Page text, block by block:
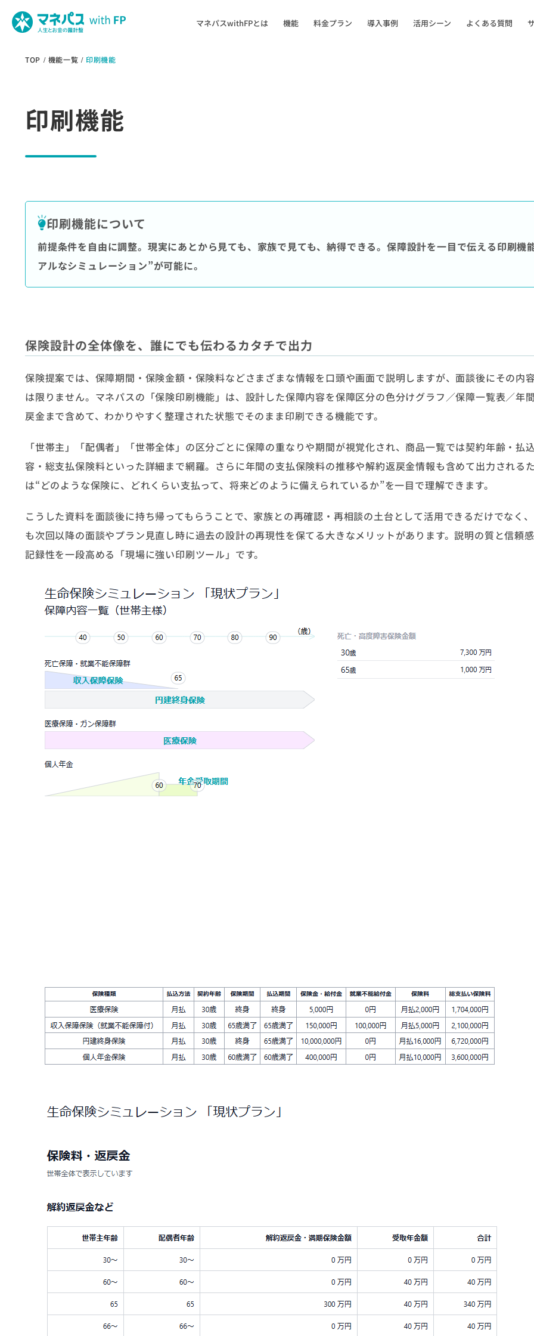
マネパスwithFPとは 機能 料金プラン 導入事例 活用シーン よくある質問
TOP 機能一覧 印刷機能
印刷機能
印刷機能について
前提条件を自由に調整。現実にあとから見ても、家族で見ても、納得できる。保障設計を一目で伝える印刷機能
アルなシミュレーション”が可能に。
保険設計の全体像を、誰にでも伝わるカタチで出力
保険提案では、保障期間・保険金額・保険料などさまざまな情報を口頭や画面で説明しますが、面談後にその内
は限りません。マネパスの「保険印刷機能」は、設計した保障内容を保障区分の色分けグラフ／保障一覧表／年
戻金まで含めて、わかりやすく整理された状態でそのまま印刷できる機能です。
「世帯主」「配偶者」「世帯全体」の区分ごとに保障の重なりや期間が視覚化され、商品一覧では契約年齢・払
容・総支払保険料といった詳細まで網羅。さらに年間の支払保険料の推移や解約返戻金情報も含めて出力される
は“どのような保険に、どれくらい支払って、将来どのように備えられているか”を一目で理解できます。
こうした資料を面談後に持ち帰ってもらうことで、家族との再確認・再相談の土台として活用できるだけでなく
も次回以降の面談やプラン見直し時に過去の設計の再現性を保てる大きなメリットがあります。説明の質と信頼
記録性を一段高める「現場に強い印刷ツール」です。